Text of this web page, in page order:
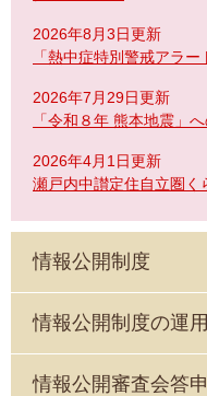
2026年8月3日更新
「熱中症特別警戒アラ
2026年7月29日更新
「令和８年 熊本地震」
2026年4月1日更新
瀬戸内中讃定住自立圏く
情報公開制度
情報公開制度の運
情報公開審査会答